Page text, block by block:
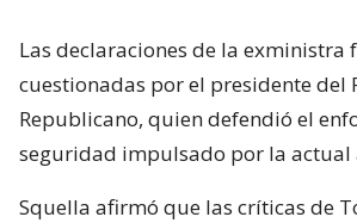
Las declaraciones de la exministra
cuestionadas por el presidente del
Republicano, quien defendió el
seguridad impulsado por la
Squella afirmó que las críticas de